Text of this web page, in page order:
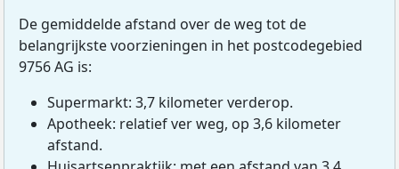
De gemiddelde afstand over de weg tot de
belangrijkste voorzieningen in het postcodegebied
9756 AG is:
Supermarkt: 3,7 kilometer verderop.
Apotheek: relatief ver weg, op 3,6 kilometer
afstand.